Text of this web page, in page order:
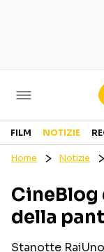
Cinema
GENERI
PERSONAGGI
FILM NOTIZIE
Home Notizie
CineBlog
della
Stanotte